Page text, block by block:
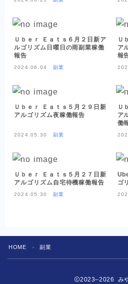
Ｕｂｅｒ Ｅａｔｓ６月２日新ア
ルゴリズム日曜日の雨副業稼働
報告
2024.06.04 副業
Ｕ
ア
報
Ｕｂｅｒ Ｅａｔｓ５月２９日新
アルゴリズム夜稼働報告
2024.05.30 副業
Ｕ
ア
働
Ｕｂｅｒ Ｅａｔｓ５月２７日新
アルゴリズム自宅待機稼働報告
2024.05.30 副業
ゴ
HOME ＞ 副業
2023–2026 み